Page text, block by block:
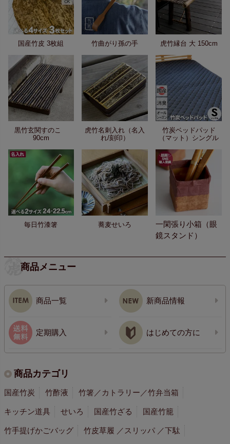
国産竹皮 3枚組 竹曲がり孫の手 虎竹縁台 大 150cm
黒竹玄関すのこ
90cm
虎竹名刺入れ（名入
れ/刻印）
竹炭ベッドパッド
（マット）シングル
毎日竹漆箸 蕎麦せいろ
一閑張り小箱（眼
鏡スタンド）
商品メニュー
商品一覧 新商品情報
定期購入 はじめての方に
商品カテゴリ
国産竹炭 竹酢液 竹箸／カトラリー／竹弁当箱
キッチン道具 せいろ 国産竹ざる 国産竹籠
竹手提げかごバッグ 竹皮草履 ／スリッパ ／下駄